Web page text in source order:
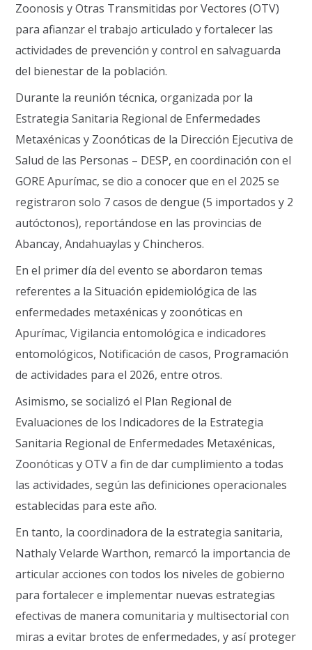
Zoonosis y Otras Transmitidas por Vectores (OTV)
para afianzar el trabajo articulado y fortalecer las
actividades de prevención y control en salvaguarda
del bienestar de la población.
Durante la reunión técnica, organizada por la
Estrategia Sanitaria Regional de Enfermedades
Metaxénicas y Zoonóticas de la Dirección Ejecutiva de
Salud de las Personas – DESP, en coordinación con el
GORE Apurímac, se dio a conocer que en el 2025 se
registraron solo 7 casos de dengue (5 importados y 2
autóctonos), reportándose en las provincias de
Abancay, Andahuaylas y Chincheros.
En el primer día del evento se abordaron temas
referentes a la Situación epidemiológica de las
enfermedades metaxénicas y zoonóticas en
Apurímac, Vigilancia entomológica e indicadores
entomológicos, Notificación de casos, Programación
de actividades para el 2026, entre otros.
Asimismo, se socializó el Plan Regional de
Evaluaciones de los Indicadores de la Estrategia
Sanitaria Regional de Enfermedades Metaxénicas,
Zoonóticas y OTV a fin de dar cumplimiento a todas
las actividades, según las definiciones operacionales
establecidas para este año.
En tanto, la coordinadora de la estrategia sanitaria,
Nathaly Velarde Warthon, remarcó la importancia de
articular acciones con todos los niveles de gobierno
para fortalecer e implementar nuevas estrategias
efectivas de manera comunitaria y multisectorial con
miras a evitar brotes de enfermedades, y así proteger